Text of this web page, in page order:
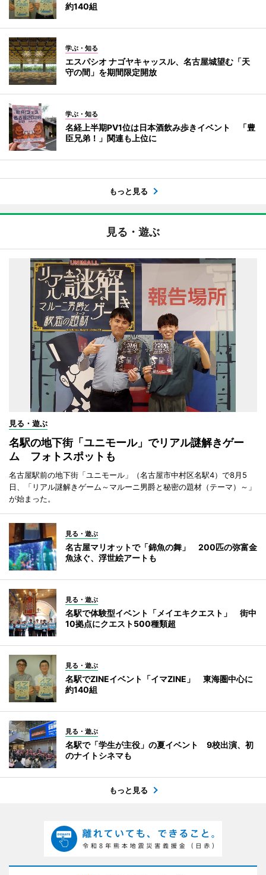
約140組
学ぶ・知る
エスパシオ ナゴヤキャッスル、名古屋城望む「天
守の間」を期間限定開放
学ぶ・知る
名経上半期PV1位は日本酒飲み歩きイベント 「豊
臣兄弟！」関連も上位に
もっと見る
見る・遊ぶ
見る・遊ぶ
名駅の地下街「ユニモール」でリアル謎解きゲー
ム フォトスポットも
名古屋駅前の地下街「ユニモール」（名古屋市中村区名駅4）で8月5
日、「リアル謎解きゲーム～マルーニ男爵と秘密の題材（テーマ）～」
が始まった。
見る・遊ぶ
名古屋マリオットで「錦魚の舞」 200匹の弥富金
魚泳ぐ、浮世絵アートも
見る・遊ぶ
名駅で体験型イベント「メイエキクエスト」 街中
10拠点にクエスト500種類超
見る・遊ぶ
名駅でZINEイベント「イマZINE」 東海圏中心に
約140組
見る・遊ぶ
名駅で「学生が主役」の夏イベント 9校出演、初
のナイトシネマも
もっと見る